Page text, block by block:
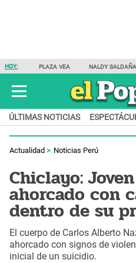
HOY: PLAZA VEA NALDY SALDAÑA
ÚLTIMAS NOTICIAS
Actualidad Noticias Perú
Chiclayo:
ahorcado con
dentro de su
El cuerpo de Carlos Alberto
ahorcado con signos de
inicial de un suicidio.